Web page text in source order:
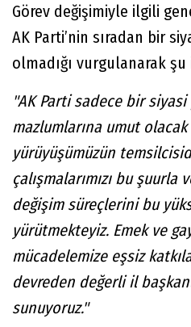
Görev değişimiyle ilgili
AK Parti’nin sıradan bir
olmadığı vurgulanarak
"AK Parti sadece bir
mazlumlarına umut
yürüyüşümüzün
çalışmalarımızı bu
değişim süreçlerini bu
yürütmekteyiz. Emek ve
mücadelemize eşsiz
devreden değerli il
sunuyoruz."